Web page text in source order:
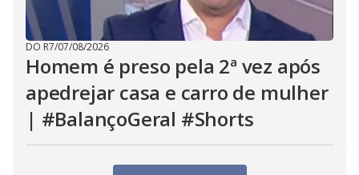
DO R7/07/08/2026
Homem é preso pela 2ª vez após
apedrejar casa e carro de mulher
| #BalançoGeral #Shorts